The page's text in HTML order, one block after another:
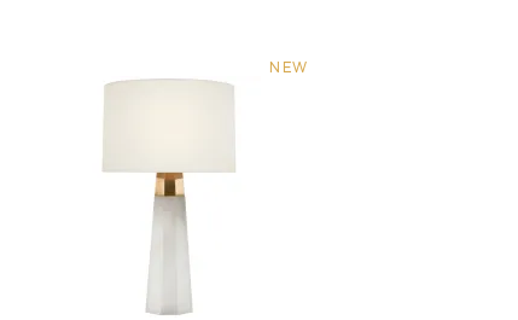
NEW